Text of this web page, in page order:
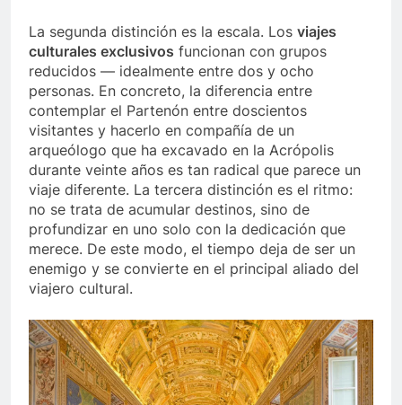
La segunda distinción es la escala. Los viajes
culturales exclusivos funcionan con grupos
reducidos — idealmente entre dos y ocho
personas. En concreto, la diferencia entre
contemplar el Partenón entre doscientos
visitantes y hacerlo en compañía de un
arqueólogo que ha excavado en la Acrópolis
durante veinte años es tan radical que parece un
viaje diferente. La tercera distinción es el ritmo:
no se trata de acumular destinos, sino de
profundizar en uno solo con la dedicación que
merece. De este modo, el tiempo deja de ser un
enemigo y se convierte en el principal aliado del
viajero cultural.